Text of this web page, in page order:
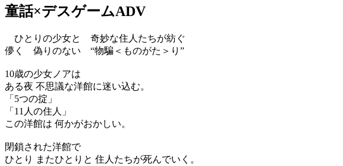
童話×デスゲームADV
ひとりの少女と 奇妙な住人たちが紡ぐ
儚く 偽りのない “物騙＜ものがた＞り”
10歳の少女ノアは
ある夜 不思議な洋館に迷い込む。
「5つの掟」
「11人の住人」
この洋館は 何かがおかしい。
閉鎖された洋館で
ひとり またひとりと 住人たちが死んでいく。